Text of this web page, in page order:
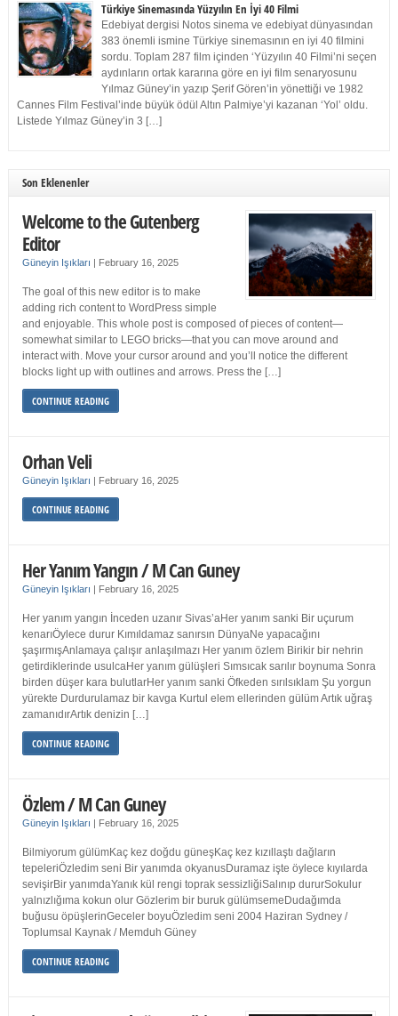
Türkiye Sinemasında Yüzyılın En İyi 40 Filmi
Edebiyat dergisi Notos sinema ve edebiyat dünyasından
383 önemli ismine Türkiye sinemasının en iyi 40 filmini
sordu. Toplam 287 film içinden ‘Yüzyılın 40 Filmi’ni seçen
aydınların ortak kararına göre en iyi film senaryosunu
Yılmaz Güney’in yazıp Şerif Gören’in yönettiği ve 1982
Cannes Film Festival’inde büyük ödül Altın Palmiye’yi kazanan ‘Yol’ oldu.
Listede Yılmaz Güney’in 3 […]
Son Eklenenler
Welcome to the Gutenberg
Editor
Güneyin Işıkları | February 16, 2025
The goal of this new editor is to make
adding rich content to WordPress simple
and enjoyable. This whole post is composed of pieces of content—
somewhat similar to LEGO bricks—that you can move around and
interact with. Move your cursor around and you’ll notice the different
blocks light up with outlines and arrows. Press the […]
CONTINUE READING
Orhan Veli
Güneyin Işıkları | February 16, 2025
CONTINUE READING
Her Yanım Yangın / M Can Guney
Güneyin Işıkları | February 16, 2025
Her yanım yangın İnceden uzanır Sivas’aHer yanım sanki Bir uçurum
kenarıÖylece durur Kımıldamaz sanırsın DünyaNe yapacağını
şaşırmışAnlamaya çalışır anlaşılmazı Her yanım özlem Birikir bir nehrin
getirdiklerinde usulcaHer yanım gülüşleri Sımsıcak sarılır boynuma Sonra
birden düşer kara bulutlarHer yanım sanki Öfkeden sırılsıklam Şu yorgun
yürekte Durdurulamaz bir kavga Kurtul elem ellerinden gülüm Artık uğraş
zamanıdırArtık denizin […]
CONTINUE READING
Özlem / M Can Guney
Güneyin Işıkları | February 16, 2025
Bilmiyorum gülümKaç kez doğdu güneşKaç kez kızıllaştı dağların
tepeleriÖzledim seni Bir yanımda okyanusDuramaz işte öylece kıyılarda
sevişirBir yanımdaYanık kül rengi toprak sessizliğiSalınıp dururSokulur
yalnızlığıma kokun olur Gözlerim bir buruk gülümsemeDudağımda
buğusu öpüşlerinGeceler boyuÖzledim seni 2004 Haziran Sydney /
Toplumsal Kaynak / Memduh Güney
CONTINUE READING